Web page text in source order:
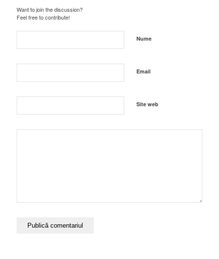
Want to join the discussion?
Feel free to contribute!
Nume
Email
Site web